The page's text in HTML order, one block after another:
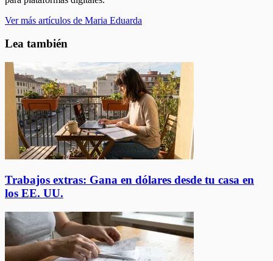
Ver más artículos de Maria Eduarda
Lea también
Trabajos extras: Gana en dólares desde tu casa en
los EE. UU.